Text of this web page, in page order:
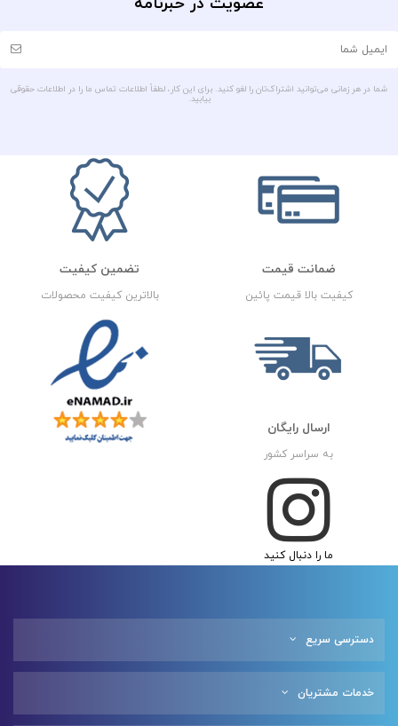
شما در هر زمانی می‌توانید اشتراک‌تان را لغو کنید. برای این کار، لطفاً اطلاعات تماس ما را در اطلاعات حقوقی
بیابید.
ضمانت قیمت
کیفیت بالا قیمت پائین
تضمین کیفیت
بالاترین کیفیت محصولات
ارسال رایگان
به سراسر کشور
ما را دنبال کنید
دسترسی سریع
خدمات مشتریان